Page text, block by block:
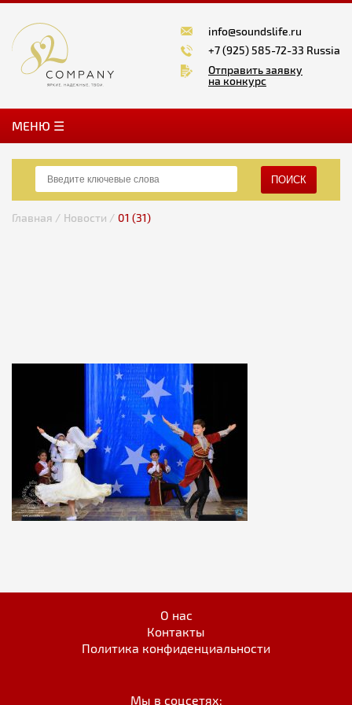
info@soundslife.ru
+7 (925) 585-72-33 Russia
Отправить заявку
на конкурс
MЕНЮ ☰
ПОИСК
Главная / Новости / 01 (31)
О нас
Контакты
Политика конфиденциальности
Мы в соцсетях: